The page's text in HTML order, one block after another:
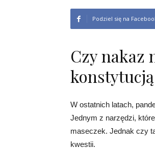
Podziel się na
Czy nakaz
W ostatnich latach,
Jednym z narzędzi,
maseczek. Jednak czy
kwestii.